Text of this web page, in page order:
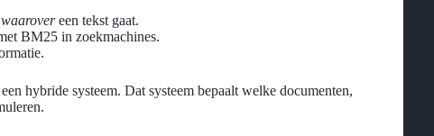
waarovereen tekst gaat.
BM25 in zoekmachines.
hybride systeem. Dat systeem bepaalt welke documenten,